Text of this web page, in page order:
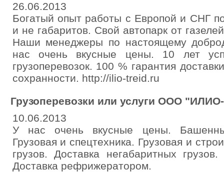
26.06.2013
Богатый опыт работы с Европой и СНГ
и не габаритов. Свой автопарк от
Наши менеджеры по настоящему
нас очень вкусные цены. 10 лет
грузоперевозок. 100 % гарантия
сохранности. http://ilio-treid.ru
Грузоперевозки или услуги ООО
10.06.2013
У нас очень вкусные цены.
Грузовая и спецтехника. Грузовая и
грузов. Доставка негабаритных
Доставка рефрижератором.